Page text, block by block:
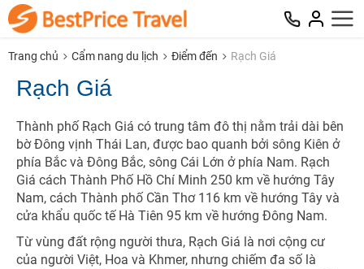
Trang chủ Cẩm nang du lịch Điểm đến Rạch Giá
Rạch Giá
Thành phố Rạch Giá có trung tâm đô thị nằm trải dài bên
bờ Đông vịnh Thái Lan, được bao quanh bởi sông Kiên ở
phía Bắc và Đông Bắc, sông Cái Lớn ở phía Nam. Rạch
Giá cách Thành Phố Hồ Chí Minh 250 km về hướng Tây
Nam, cách Thành phố Cần Thơ 116 km về hướng Tây và
cửa khẩu quốc tế Hà Tiên 95 km về hướng Đông Nam.
Từ vùng đất rộng người thưa, Rạch Giá là nơi cộng cư
của người Việt, Hoa và Khmer, nhưng chiếm đa số là